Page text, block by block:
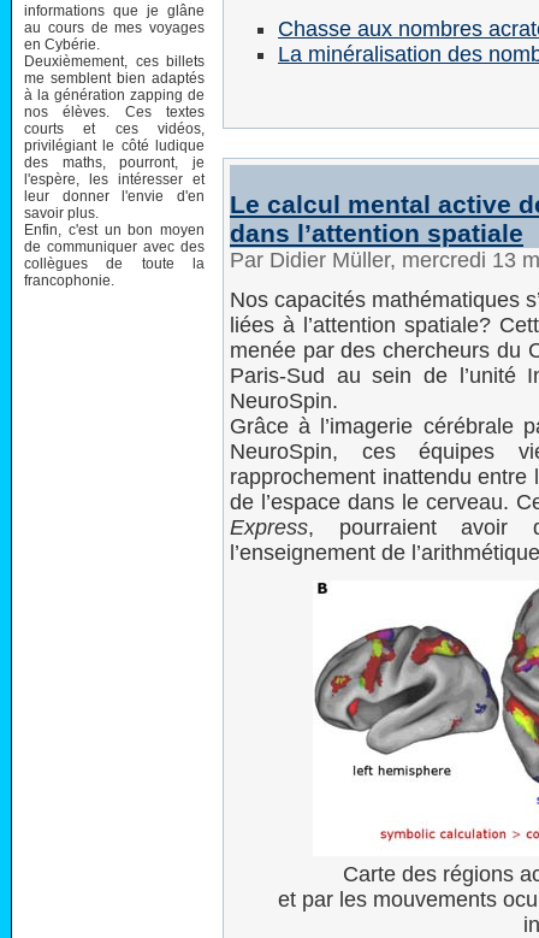
informations que je glâne
au cours de mes voyages
en Cybérie.
Deuxièmement, ces billets
me semblent bien adaptés
à la génération zapping de
nos élèves. Ces textes
courts et ces vidéos,
privilégiant le côté ludique
des maths, pourront, je
l'espère, les intéresser et
leur donner l'envie d'en
savoir plus.
Enfin, c'est un bon moyen
de communiquer avec des
collègues de toute la
francophonie.
Chasse aux nombres
La minéralisation des
Le calcul mental active
dans l’attention spatiale
Par Didier Müller, mercredi 13
Nos capacités mathématiques
liées à l’attention spatiale?
menée par des chercheurs du
Paris-Sud au sein de l’unité
NeuroSpin.
Grâce à l’imagerie cérébrale
NeuroSpin, ces équipes
rapprochement inattendu
de l’espace dans le cerveau.
Express, pourraient avoir
l’enseignement de
Carte des régions
et par les mouvements